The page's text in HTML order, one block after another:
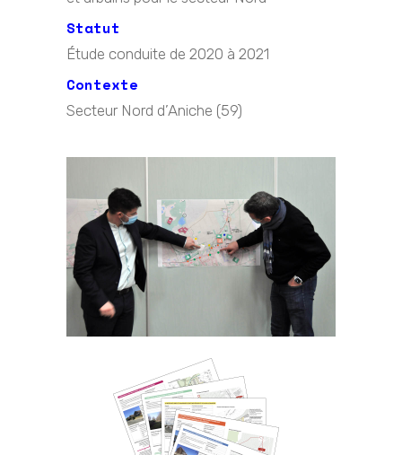
Statut
Étude conduite de 2020 à 2021
Contexte
Secteur Nord d’Aniche (59)